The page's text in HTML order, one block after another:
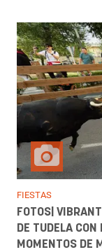
FIESTAS
FOTOS|
DE TUDELA
MOMENTOS DE